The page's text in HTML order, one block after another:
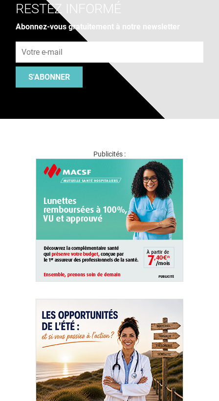
RESTEZ INFORMÉ
Abonnez-vous gratuitement à notre newsletter
S'ABONNER
Publicités :